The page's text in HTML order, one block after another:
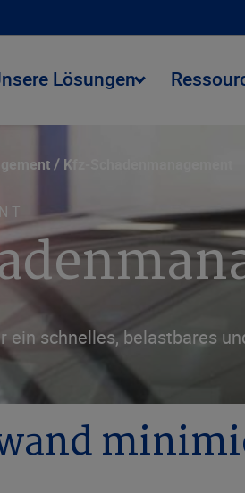
Lösungen
Kfz-Schadenmanagement
ein schnelles, belastbares